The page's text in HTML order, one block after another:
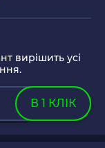
вирішить усі
В 1 КЛІК